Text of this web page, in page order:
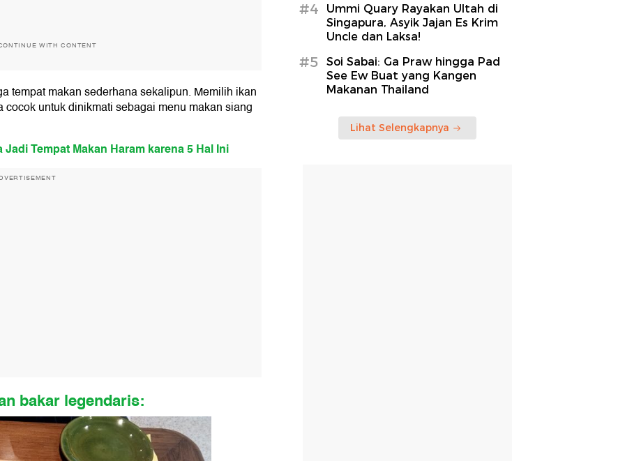
WITH CONTENT
tempat makan sederhana sekalipun. Memilih ikan
untuk dinikmati sebagai menu makan siang
Tempat Makan Haram karena 5 Hal Ini
bakar legendaris:
#4
Ummi Quary Rayakan Ultah di
Singapura, Asyik Jajan Es Krim
Uncle dan Laksa!
#5
Soi Sabai: Ga Praw hingga Pad
See Ew Buat yang Kangen
Makanan Thailand
Lihat Selengkapnya